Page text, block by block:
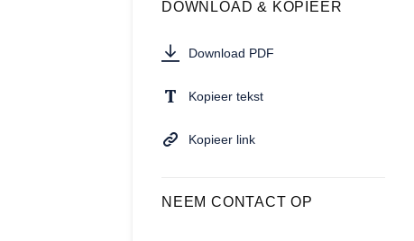
DOWNLOAD & KOPIEER
Download PDF
Kopieer tekst
Kopieer link
NEEM CONTACT OP